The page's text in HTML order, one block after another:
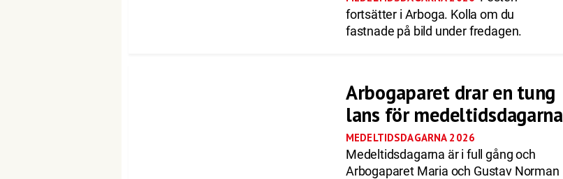
fortsätter i Arboga. Kolla om du
fastnade på bild under fredagen.
Arbogaparet drar en tung
lans för medeltidsdagarna
MEDELTIDSDAGARNA 2026
Medeltidsdagarna är i full gång och
Arbogaparet Maria och Gustav Norman